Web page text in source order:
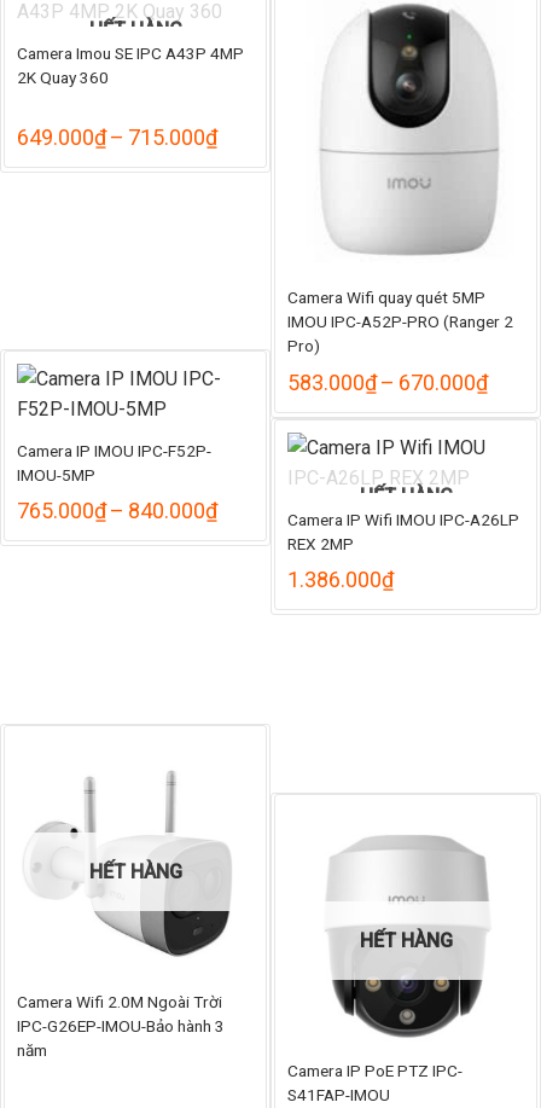
HẾT HÀNG
Camera Imou SE IPC A43P 4MP
2K Quay 360
649.000₫– 715.000₫Khoảng
từ
Camera Wifi quay quét 5MP
IMOU IPC-A52P-PRO (Ranger 2
Pro)
583.000₫– 670.000₫
giá:
từ
Camera IP IMOU IPC-F52P-
IMOU-5MP
765.000₫– 840.000₫Khoảng
từ
765.000₫
840.000₫
HẾT HÀNG
Camera IP Wifi IMOU IPC-A26LP
REX 2MP
1.386.000₫
HẾT HÀNG
Camera Wifi 2.0M Ngoài Trời
IPC-G26EP-IMOU-Bảo hành 3
năm
HẾT HÀNG
Camera IP PoE PTZ IPC-
S41FAP-IMOU